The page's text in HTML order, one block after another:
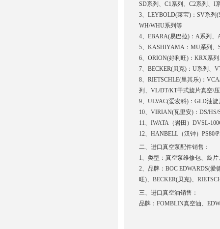
SD系列、C1系列、C2系列、I
3、LEYBOLD(莱宝)：SV系列
WH/WHU系列等
4、EBARA(易巴拉)：A系列
5、KASHIYAMA：MU系列、
6、ORION(好利旺)：KRX系
7、BECKER(贝克)：U系列、
8、RIETSCHLE(里其乐)：
列、VL/DT/KT干式旋片真空/
9、ULVAC(爱发科)：GLD油
10、VIRIAN(瓦里安)：DS/
11、IWATA（岩田）DVSL-
12、HANBELL（汉钟）PS80/
二、进口真空泵配件销售：
1、类型：真空泵维修包、旋
2、品牌：BOC EDWARDS(
旺)、BECKER(贝克)、
三、进口真空油销售：
品牌：FOMBLIN真空油、